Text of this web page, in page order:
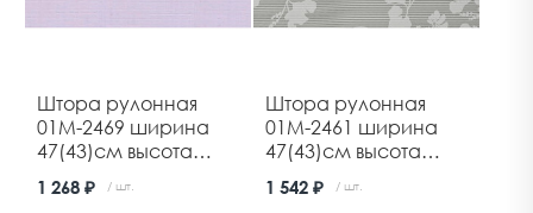
Штора рулонная
01М-2469 ширина
47(43)см высота
160см лен
сиреневый Дельфа
1 268 ₽ / шт.
Штора рулонная
01М-2461 ширина
47(43)см высота
170см лира Дельфа
1 542 ₽ / шт.